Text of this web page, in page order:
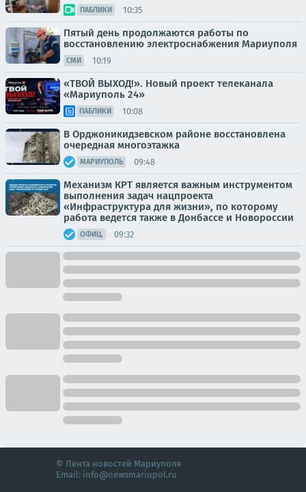
ПАБЛИКИ 10:35
Пятый день продолжаются работы по
восстановлению электроснабжения Мариуполя
СМИ 10:19
«ТВОЙ ВЫХОД!». Новый проект телеканала
«Мариуполь 24»
ПАБЛИКИ 10:08
В Орджоникидзевском районе восстановлена
очередная многоэтажка
МАРИУПОЛЬ 09:48
Механизм КРТ является важным инструментом
выполнения задач нацпроекта
«Инфраструктура для жизни», по которому
работа ведется также в Донбассе и Новороссии
ОФИЦ. 09:32
© Лента новостей Мариуполя
Email: info@newsmariupol.ru